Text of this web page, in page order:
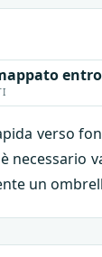
verso
un